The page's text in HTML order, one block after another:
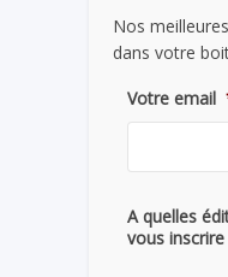
Nos
dans votre
Votre email
A quelles
vous inscrire